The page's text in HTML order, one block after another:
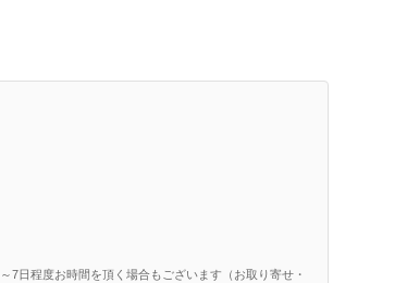
日程度お時間を頂く場合もございます（お取り寄せ・